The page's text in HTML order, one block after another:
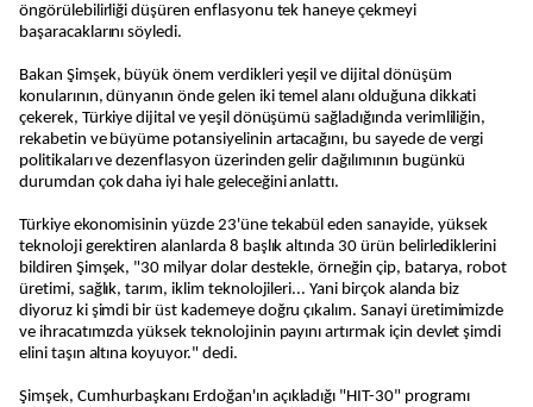
öngörülebilirliği düşüren enflasyonu tek haneye çekmeyi
başaracaklarını söyledi.
Bakan Şimşek, büyük önem verdikleri yeşil ve dijital dönüşüm
konularının, dünyanın önde gelen iki temel alanı olduğuna dikkati
çekerek, Türkiye dijital ve yeşil dönüşümü sağladığında verimliliğin,
rekabetin ve büyüme potansiyelinin artacağını, bu sayede de vergi
politikaları ve dezenflasyon üzerinden gelir dağılımının bugünkü
durumdan çok daha iyi hale geleceğini anlattı.
Türkiye ekonomisinin yüzde 23'üne tekabül eden sanayide, yüksek
teknoloji gerektiren alanlarda 8 başlık altında 30 ürün belirlediklerini
bildiren Şimşek, "30 milyar dolar destekle, örneğin çip, batarya, robot
üretimi, sağlık, tarım, iklim teknolojileri... Yani birçok alanda biz
diyoruz ki şimdi bir üst kademeye doğru çıkalım. Sanayi üretimimizde
ve ihracatımızda yüksek teknolojinin payını artırmak için devlet şimdi
elini taşın altına koyuyor." dedi.
Şimşek, Cumhurbaşkanı Erdoğan'ın açıkladığı "HIT-30" programı